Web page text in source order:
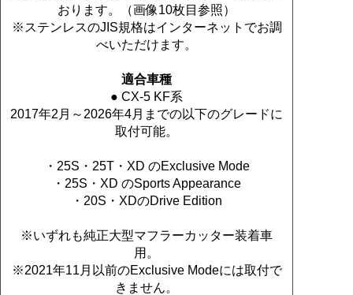
おります。（画像10枚目参照）
※ステンレスのJIS規格はインターネットでお調
べいただけます。
適合車種
● CX-5 KF系
2017年2月～2026年4月までの以下のグレードに
取付可能。
・25S・25T・XD のExclusive Mode
・25S・XD のSports Appearance
・20S・XDのDrive Edition
※いずれも純正大型マフラーカッター装着車
用。
※2021年11月以前のExclusive Modeには取付で
きません。